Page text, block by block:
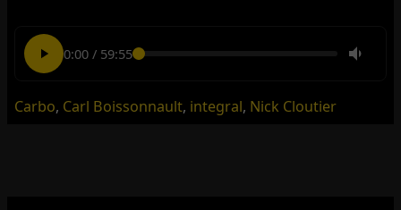
0:00/ 59:55
Carbo, Carl Boissonnault, integral, Nick Cloutier